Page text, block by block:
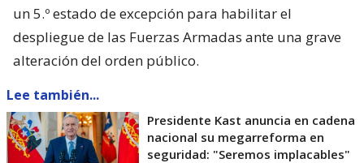
un 5.º estado de excepción para habilitar el
despliegue de las Fuerzas Armadas ante una grave
alteración del orden público.
Lee también...
Presidente Kast anuncia en cadena
nacional su megarreforma en
seguridad: "Seremos implacables"